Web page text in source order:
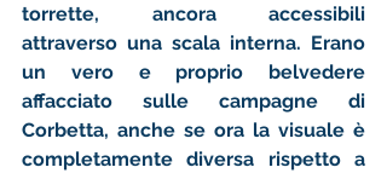
torrette, ancora accessibili
attraverso una scala interna. Erano
un vero e proprio belvedere
affacciato sulle campagne di
Corbetta, anche se ora la visuale è
completamente diversa rispetto a